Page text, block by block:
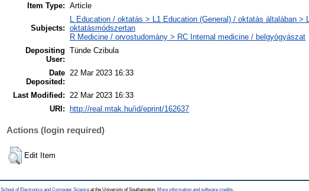
Item Type: Article
Subjects:
L Education / oktatás > L1 Education (General) / oktatás általában >
oktatásmódszertan
R Medicine / orvostudomány > RC Internal medicine / belgyógyászat
Depositing
User:
Tünde Czibula
Date
Deposited:
22 Mar 2023 16:33
Last Modified:
22 Mar 2023 16:33
URI:
http://real.mtak.hu/id/eprint/162637
Actions (login required)
Edit Item
School of Electronics and Computer Science at the University of Southampton. More information and software credits